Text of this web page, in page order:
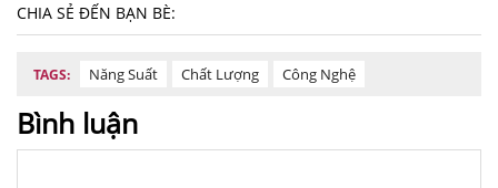
CHIA SẺ ĐẾN BẠN BÈ:
TAGS: Năng Suất Chất Lượng Công Nghệ
Bình luận